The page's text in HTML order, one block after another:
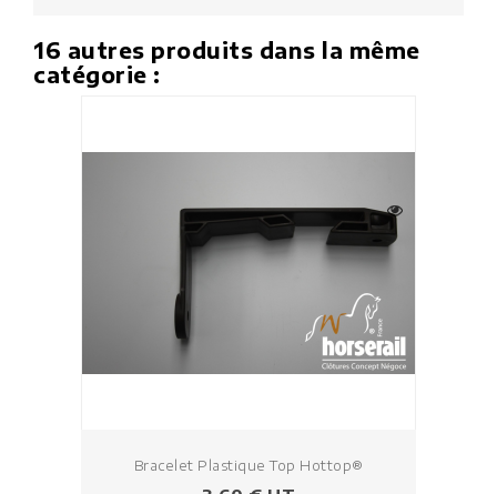
16 autres produits dans la même
catégorie :
Bracelet Plastique Top Hottop®